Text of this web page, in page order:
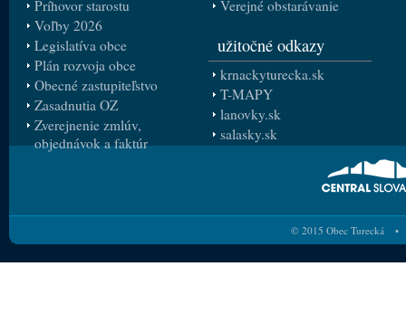
Príhovor starostu
Voľby 2026
Legislatíva obce
Plán rozvoja obce
Obecné zastupiteľstvo
Zasadnutia OZ
Zverejnenie zmlúv,
objednávok a faktúr
Verejné obstarávanie
užitočné odkazy
krnackyturecka.sk
T-MAPY
lanovky.sk
salasky.sk
© 2015 Obec Turecká